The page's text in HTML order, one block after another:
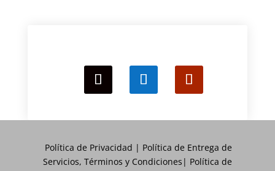
Política de Privacidad | Política de Entrega de
Servicios, Términos y Condiciones | Política de